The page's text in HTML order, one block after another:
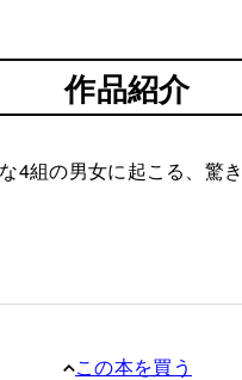
作品紹介
組の男女に起こる、
この本を買う